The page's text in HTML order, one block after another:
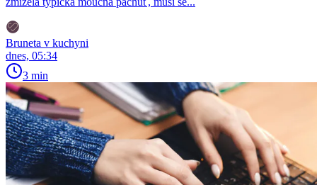
Bruneta v kuchyni
dnes, 05:34
3 min